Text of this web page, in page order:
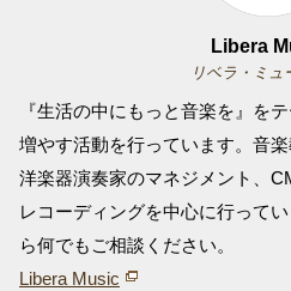
Libera
リベラ・ミュ
『生活の中にもっと音楽を』を
増やす活動を行っています。音
洋楽器演奏家のマネジメント、
レコーディングを中心に行って
ら何でもご相談ください。
Libera Music